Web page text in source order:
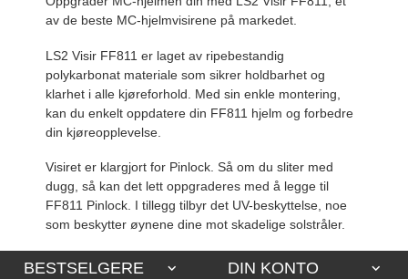
av de beste MC-hjelmvisirene på markedet.
LS2 Visir FF811 er laget av ripebestandig
polykarbonat materiale som sikrer holdbarhet og
klarhet i alle kjøreforhold. Med sin enkle montering,
kan du enkelt oppdatere din FF811 hjelm og forbedre
din kjøreopplevelse.
Visiret er klargjort for Pinlock. Så om du sliter med
dugg, så kan det lett oppgraderes med å legge til
FF811 Pinlock. I tillegg tilbyr det UV-beskyttelse, noe
som beskytter øynene dine mot skadelige solstråler.
BESTSELGERE DIN KONTO